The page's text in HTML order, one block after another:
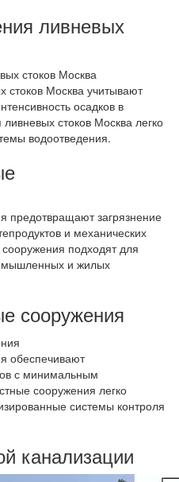
ливневых
стоков Москва учитывают
осадков в
стоков Москва легко
водоотведения.
предотвращают загрязнение
и механических
подходят для
и жилых
сооружения
обеспечивают
с минимальным
сооружения легко
системы контроля
канализации